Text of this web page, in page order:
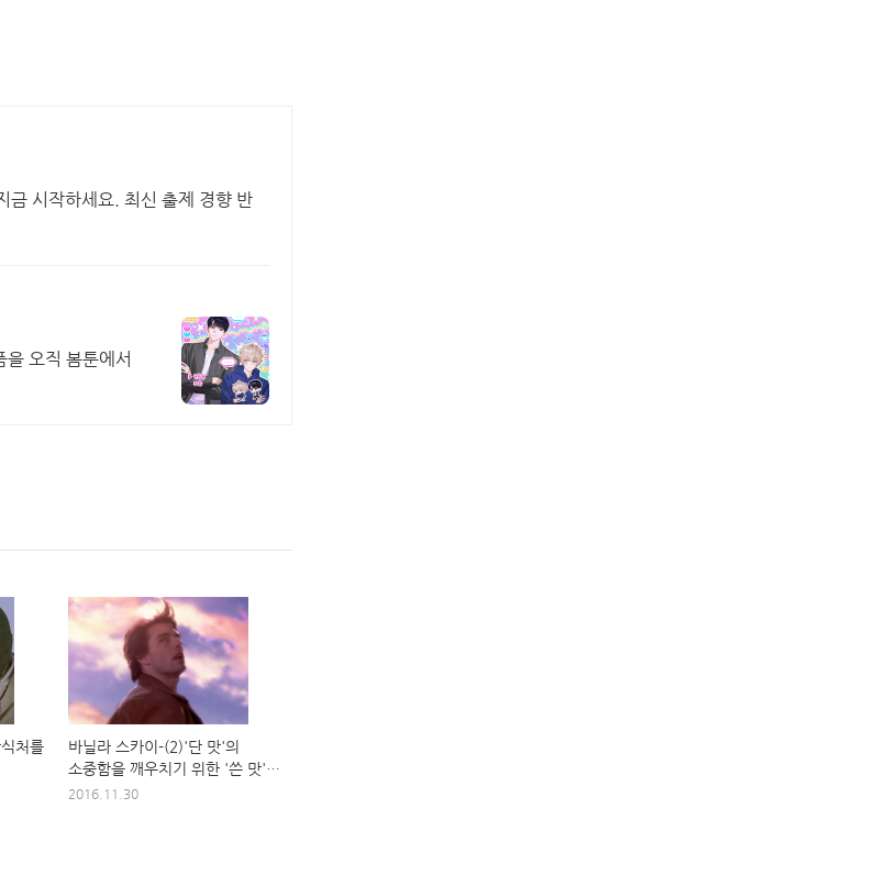
시작하세요. 최신 출제 경향 반
오직 봄툰에서
처를
바닐라 스카이-(2)'단 맛'의
소중함을 깨우치기 위한 '쓴 맛'
여정
2016.11.30